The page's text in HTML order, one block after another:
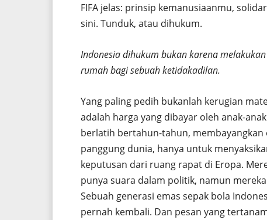
FIFA jelas: prinsip kemanusiaanmu,
sini. Tunduk, atau dihukum.
Indonesia dihukum bukan karena
rumah bagi sebuah ketidakadilan.
Yang paling pedih bukanlah kerugian
adalah harga yang dibayar oleh anak-
berlatih bertahun-tahun,
panggung dunia, hanya untuk
keputusan dari ruang rapat di Eropa.
punya suara dalam politik, namun
Sebuah generasi emas sepak bola
pernah kembali. Dan pesan yang